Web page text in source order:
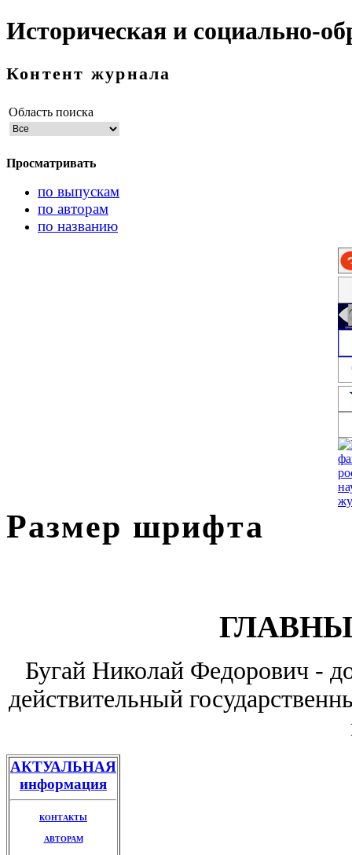
Историческая и социально-
Контент журнала
Область поиска
Просматривать
по выпускам
по авторам
по названию
Размер шрифта
Бугай Николай Федорович -
действительный
АКТУАЛЬНАЯ
информация
КОНТАКТЫ
АВТОРАМ